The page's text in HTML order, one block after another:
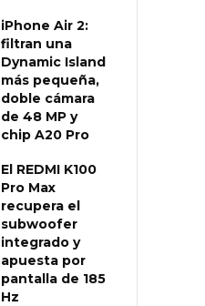
iPhone Air 2:
filtran una
Dynamic Island
más pequeña,
doble cámara
de 48 MP y
chip A20 Pro
El REDMI K100
Pro Max
recupera el
subwoofer
integrado y
apuesta por
pantalla de 185
Hz